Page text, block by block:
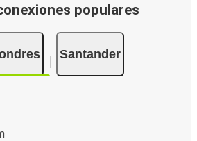
populares
Santander